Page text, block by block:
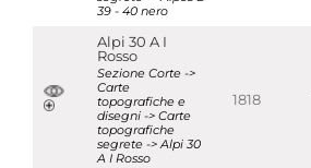
39 - 40 nero
Alpi 30 A I
Rosso
Sezione Corte ->
Carte
topografiche e
disegni -> Carte
topografiche
segrete -> Alpi 30
A I Rosso
1818